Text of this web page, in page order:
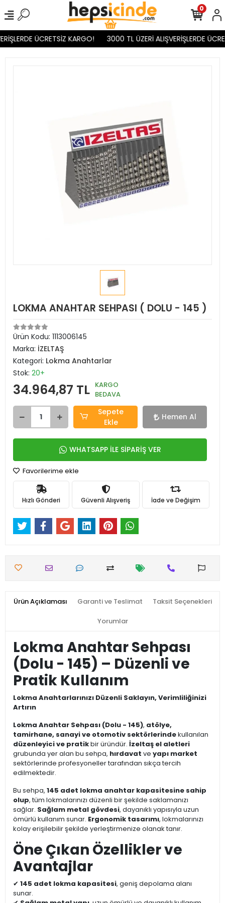
ÜCRETSİZ KARGO! 3000 TL ÜZERİ ALIŞVERİŞLERDE
0
LOKMA ANAHTAR SEHPASI ( DOLU - 145 )
Ürün Kodu: 1113006145
Marka: İZELTAŞ
Kategori: Lokma Anahtarlar
Stok: 20+
34.964,87 TL KARGO
BEDAVA
Sepete
Ekle
Hemen Al
WHATSAPP İLE SİPARİŞ VER
Favorilerime ekle
Hızlı Gönderi Güvenli Alışveriş İade ve Değişim
Ürün Açıklaması Garanti ve Teslimat Taksit Seçenekleri
Yorumlar
Lokma Anahtar Sehpası
(Dolu - 145) – Düzenli ve
Pratik Kullanım
Lokma Anahtarlarınızı Düzenli Saklayın, Verimliliğinizi
Artırın
Lokma Anahtar Sehpası (Dolu - 145), atölye,
tamirhane, sanayi ve otomotiv sektörlerindekullanılan
düzenleyici ve pratikbir üründür. İzeltaş el aletleri
grubunda yer alan bu sehpa, hırdavat ve yapı market
sektörlerinde profesyoneller tarafından sıkça tercih
edilmektedir.
Bu sehpa, 145 adet lokma anahtar kapasitesine sahip
olup, tüm lokmalarınızı düzenli bir şekilde saklamanızı
sağlar. Sağlam metal gövdesi, dayanıklı yapısıyla uzun
ömürlü kullanım sunar. Ergonomik tasarımı, lokmalarınızı
kolay erişilebilir şekilde yerleştirmenize olanak tanır.
Öne Çıkan Özellikler ve
Avantajlar
✔ 145 adet lokma kapasitesi, geniş depolama alanı
sunar.